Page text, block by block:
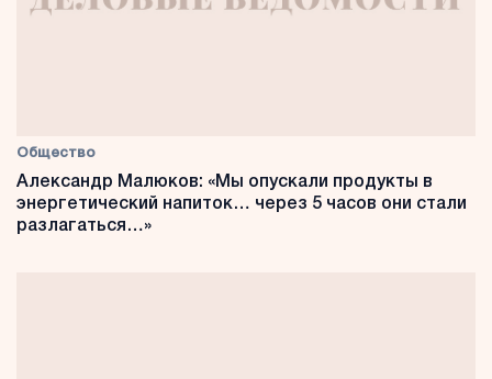
Общество
Александр Малюков: «Мы опускали продукты в
энергетический напиток… через 5 часов они стали
разлагаться…»